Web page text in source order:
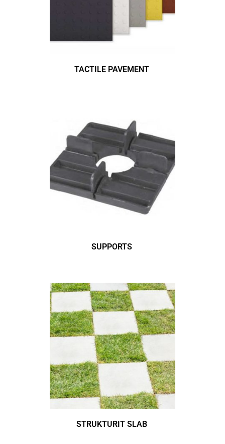
TACTILE PAVEMENT
SUPPORTS
STRUKTURIT SLAB